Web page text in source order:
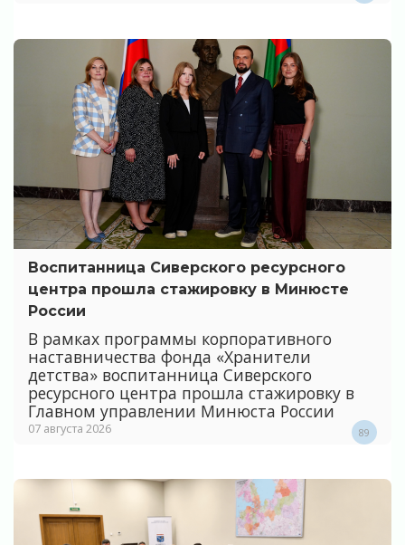
Воспитанница Сиверского ресурсного
центра прошла стажировку в Минюсте
России
В рамках программы корпоративного
наставничества фонда «Хранители
детства» воспитанница Сиверского
ресурсного центра прошла стажировку в
Главном управлении Минюста России
07 августа 2026 89